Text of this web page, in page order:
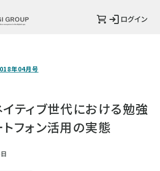
ログイン
年04月号
ティブ世代における勉強
フォン活用の実態